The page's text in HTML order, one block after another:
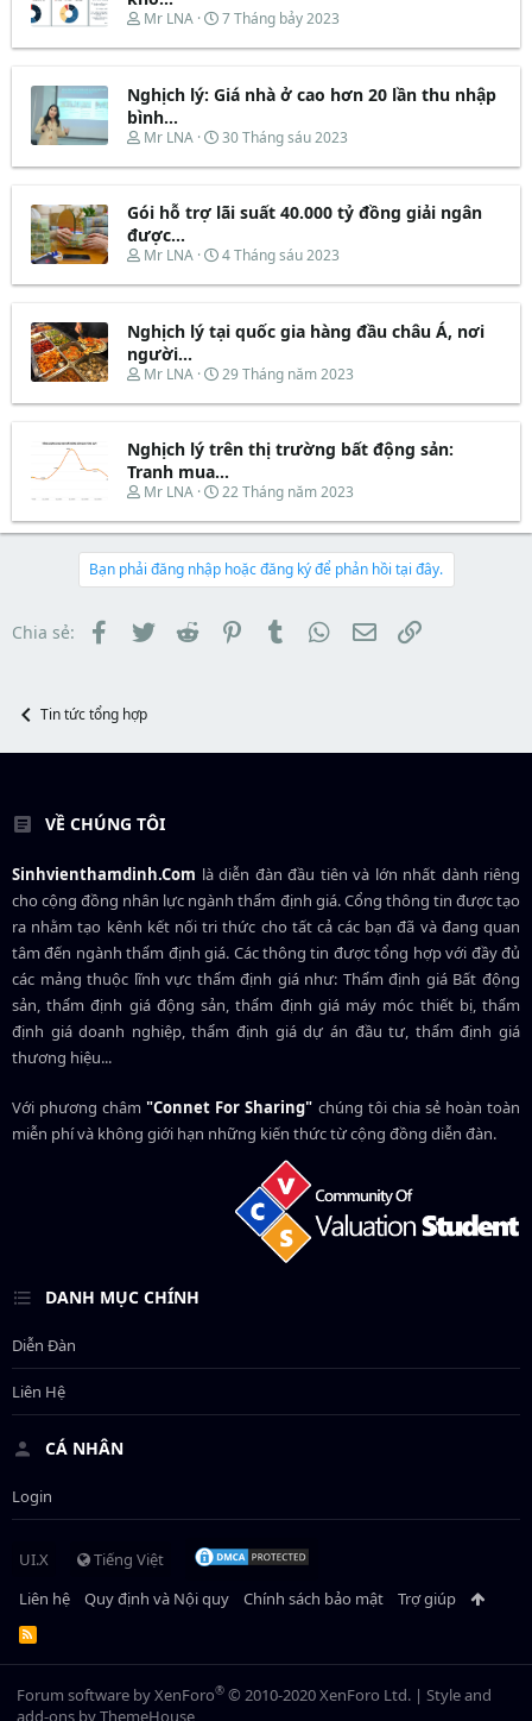
s
a
t
e
r
t
ầ
T
r
a
d
s
a
t
e
r
Mr LNA
N
à
b
t
ầ
7 Tháng bảy 2023
Nghịch lý: Giá nhà ở cao hơn 20 lần thu nhập
bình...
T
r
a
d
s
a
t
e
r
Mr LNA
N
à
b
t
ầ
30 Tháng sáu 2023
Gói hỗ trợ lãi suất 40.000 tỷ đồng giải ngân
được...
T
r
a
d
s
a
t
e
r
Mr LNA
N
à
b
t
ầ
4 Tháng sáu 2023
Nghịch lý tại quốc gia hàng đầu châu Á, nơi
người...
T
r
a
d
s
a
t
e
Mr LNA
N
à
b
t
ầ
29 Tháng năm 2023
Nghịch lý trên thị trường bất động sản:
Tranh mua...
T
r
a
d
t
a
r
Mr LNA
N
à
b
ắ
đ
ầ
22 Tháng năm 2023
Bạn phải đăng nhập hoặc đăng ký để phản hồi tại đây.
Chia sẻ: Facebook
TwitterReddit PinterestTumblr WhatsApp
EmailLink
Tin tức tổng hợp
VỀ CHÚNG TÔI
Sinhvienthamdinh.Com là diễn đàn đầu tiên và lớn nhất dành riêng
cho cộng đồng nhân lực ngànhthẩm định giá. Cổng thông tin được tạo
ra nhằm tạo kênh kết nối tri thức cho tất cả các bạn đã và đang quan
tâm đến ngành thẩm định giá. Các thông tin được tổng hợp với đầy đủ
các mảng thuộc lĩnh vực thẩm định giá như: Thẩm định giá Bất động
sản, thẩm định giá động sản, thẩm định giá máy móc thiết bị, thẩm
định giá doanh nghiệp, thẩm định giá dự án đầu tư, thẩm định giá
thương hiệu...
Với phương châm"Connet For Sharing" chúng tôi chia sẻ hoàn toàn
miễn phí và không giới hạn những kiến thức từ cộng đồng diễn đàn.
DANH MỤC CHÍNH
Diễn Đàn
Liên Hệ
CÁ NHÂN
Login
UI.X
Tiếng Việt
Liên hệ
Quy định và Nội quy Chính sách bảo mật Trợ giúp
R
S
Forum software by XenForo® © 2010-2020 XenForo Ltd. | Style and
add-ons by ThemeHouse